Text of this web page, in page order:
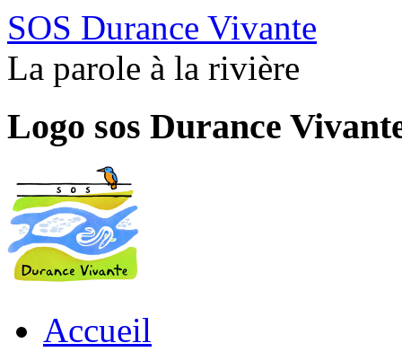
SOS Durance Vivante
La parole à la rivière
Logo sos Durance
Accueil